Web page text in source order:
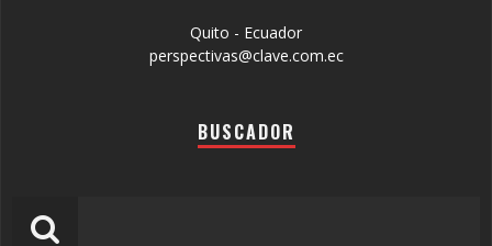
Quito - Ecuador
perspectivas@clave.com.ec
BUSCADOR